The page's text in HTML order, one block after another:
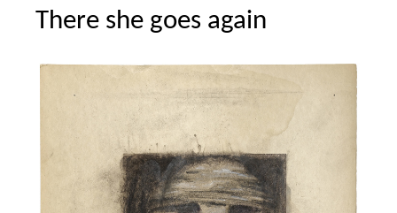
There she goes again